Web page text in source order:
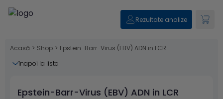
Rezultate analize
Acasă > Shop > Epstein-Barr-Virus (EBV) ADN in LCR
înapoi la lista
Epstein-Barr-Virus (EBV) ADN in LCR